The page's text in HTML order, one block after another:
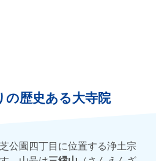
の歴史ある大寺院
公園四丁目に位置する浄土宗